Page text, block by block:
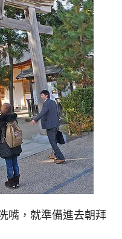
嘴，就準備進去朝拜